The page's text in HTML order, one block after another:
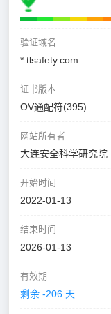
验证域名
*.tlsafety.com
证书版本
OV通配符(395)
网站所有者
大连安全科学研究院
开始时间
2022-01-13
结束时间
2026-01-13
有效期
剩余 -206 天